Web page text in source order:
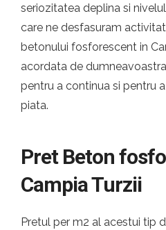
seriozitatea deplina si
care ne desfasuram
betonului fosforescent in
acordata de
pentru a continua si pentru
piata.
Pret Beton
Campia Turzii
Pretul per m2 al acestui tip